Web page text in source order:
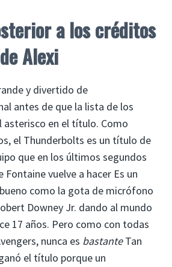
a los créditos
Alexi
y divertido de
antes de que la lista de los
asterisco en el título. Como
el Thunderbolts es un título de
que en los últimos segundos
Fontaine vuelve a hacer Es un
como la gota de micrófono
Downey Jr. dando al mundo
17 años. Pero como con todas
nunca es bastanteTan
el título porque un